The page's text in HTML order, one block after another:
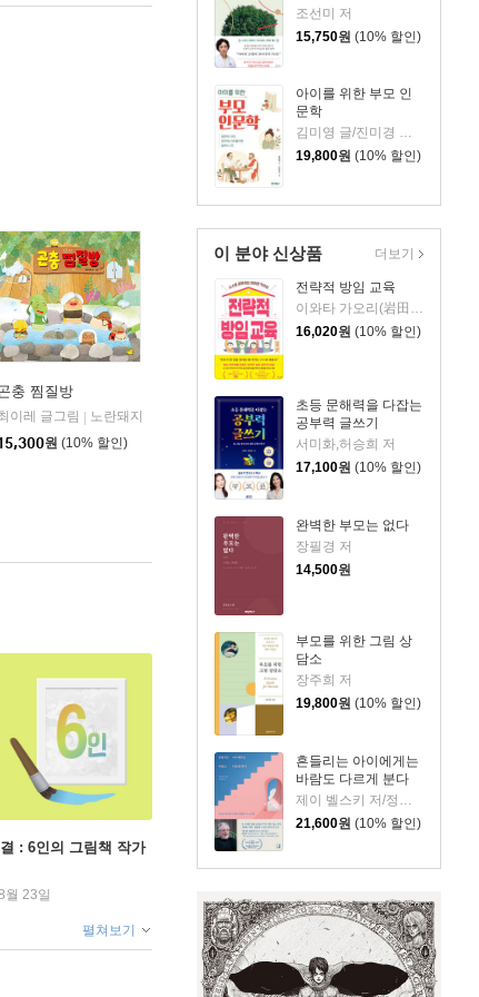
조선미 저
15,750원 (10% 할인)
아이를 위한 부모 인
문학
김미영 글/진미경 그림
19,800원 (10% 할인)
이 분야 신상품
전략적 방임 교육
이와타 가오리(岩田かおり) 저/이지현 역
16,020원 (10% 할인)
초등 문해력을 다잡는
공부력 글쓰기
서미화,허승희 저
17,100원 (10% 할인)
완벽한 부모는 없다
장필경 저
14,500원
부모를 위한 그림 상
담소
장주희 저
19,800원 (10% 할인)
흔들리는 아이에게는
바람도 다르게 분다
제이 벨스키 저/정미나 역
21,600원 (10% 할인)
더보기
충 찜질방
이레 글그림
노란돼지
원 (10% 할인)
: 6인의 그림책 작가
23일
펼쳐보기